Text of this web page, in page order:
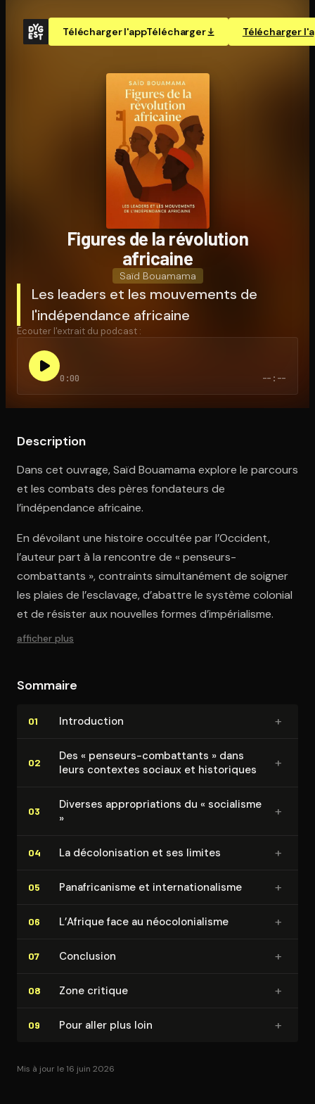
Télécharger l'appTélécharger Télécharger
Ouvre l'app Appareil photo, pointe sur le code. C'est gratuit à
Figures de la révolution
africaine
Saïd Bouamama
Les leaders et les mouvements de
l'indépendance africaine
Écouter l'extrait du podcast :
0:00 --:--
Description
Dans cet ouvrage, Saïd Bouamama explore le parcours
et les combats des pères fondateurs de
l’indépendance africaine.
En dévoilant une histoire occultée par l’Occident,
l’auteur part à la rencontre de « penseurs-
combattants », contraints simultanément de soigner
les plaies de l’esclavage, d’abattre le système colonial
et de résister aux nouvelles formes d’impérialisme.
afficher plus
Sommaire
01 In­tro­duc­tion +
02
Des « penseurs-combattants » dans
leurs contextes sociaux et historiques
+
03
Diverses ap­pro­pria­tions du « socialisme
»
+
04 La dé­co­lo­ni­sa­tion et ses limites +
05 Pan­afri­ca­nisme et in­ter­na­tio­na­lisme +
06 L’Afrique face au néo­co­lo­nia­lisme +
07 Conclusion +
08 Zone critique +
09 Pour aller plus loin +
Mis à jour le 16 juin 2026